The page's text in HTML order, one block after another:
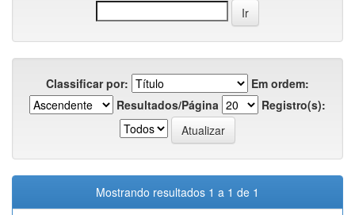
Classificar por:
Em ordem:
Resultados/Página
Registro(s):
Mostrando resultados 1 a 1 de 1